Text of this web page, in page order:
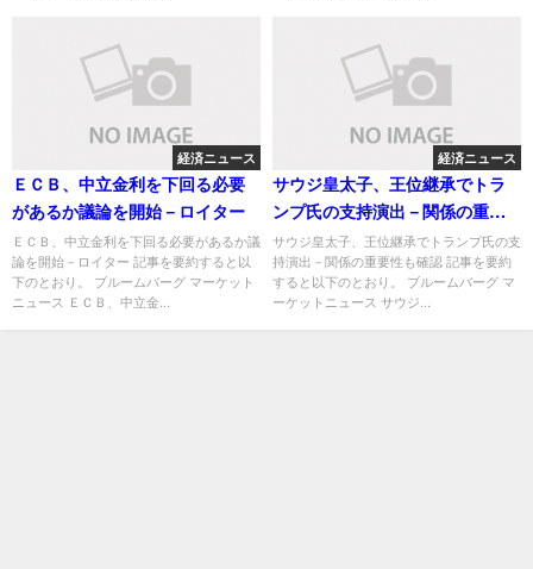
経済ニュース
ＥＣＢ、中立金利を下回る必要
があるか議論を開始－ロイター
ＥＣＢ、中立金利を下回る必要があるか議
論を開始－ロイター 記事を要約すると以
下のとおり。 ブルームバーグ マーケット
ニュース ＥＣＢ、中立金...
経済ニュース
サウジ皇太子、王位継承でトラ
ンプ氏の支持演出－関係の重要
性も確認
サウジ皇太子、王位継承でトランプ氏の支
持演出－関係の重要性も確認 記事を要約
すると以下のとおり。 ブルームバーグ マ
ーケットニュース サウジ...